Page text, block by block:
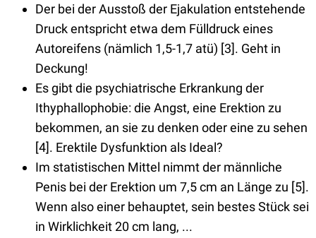
Der bei der Ausstoß der Ejakulation entstehende
Druck entspricht etwa dem Fülldruck eines
Autoreifens (nämlich 1,5-1,7 atü) [3]. Geht in
Deckung!
Es gibt die psychiatrische Erkrankung der
Ithyphallophobie: die Angst, eine Erektion zu
bekommen, an sie zu denken oder eine zu sehen
[4]. Erektile Dysfunktion als Ideal?
Im statistischen Mittel nimmt der männliche
Penis bei der Erektion um 7,5 cm an Länge zu [5].
Wenn also einer behauptet, sein bestes Stück sei
in Wirklichkeit 20 cm lang, ...